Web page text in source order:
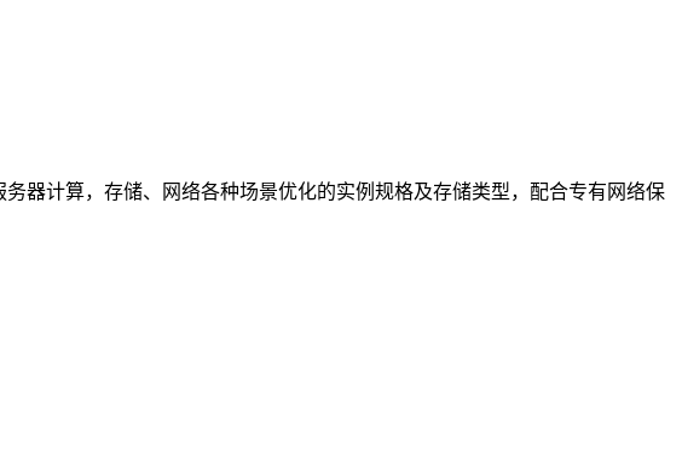
器计算，存储、网络各种场景优化的实例规格及存储类型，配合专有网络保